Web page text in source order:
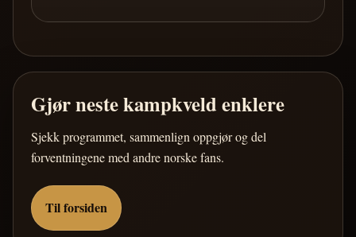
Gjør neste kampkveld enklere
Sjekk programmet, sammenlign oppgjør og del
forventningene med andre norske fans.
Til forsiden